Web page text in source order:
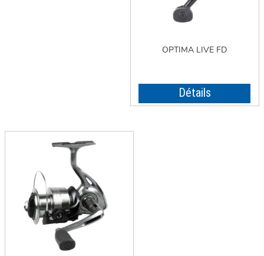
OPTIMA LIVE FD
Détails